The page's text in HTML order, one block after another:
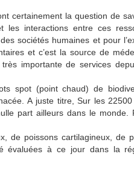
certainement la question de
les interactions entre ces
sociétés humaines et pour
et c’est la source de
importante de services
spot (point chaud) de
A juste titre, Sur les
part ailleurs dans le
de poissons cartilagineux,
à ce jour dans la